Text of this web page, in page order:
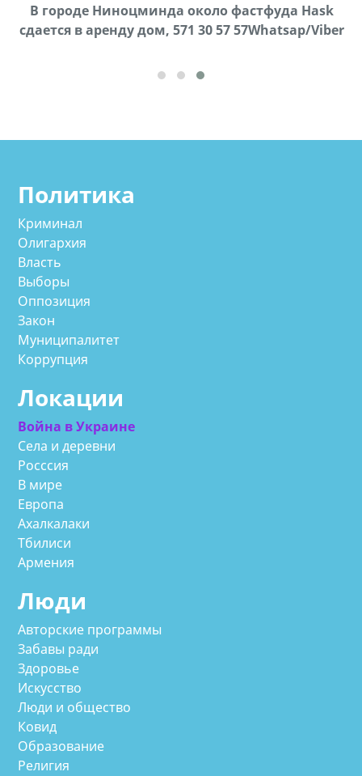
В городе Ниноцминда около фастфуда Hask
cдается в аренду дом, 571 30 57 57Whatsap/Viber
Политика
Криминал
Олигархия
Власть
Выборы
Оппозиция
Закон
Муниципалитет
Коррупция
Локации
Война в Украине
Села и деревни
Росссия
В мире
Европа
Ахалкалаки
Тбилиси
Армения
Люди
Авторские программы
Забавы ради
Здоровье
Искусство
Люди и общество
Ковид
Образование
Религия